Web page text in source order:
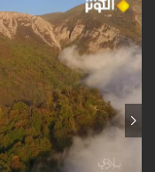
من قلب طبيعة هراز التي
المعد من كارثة بيئية: "وحش